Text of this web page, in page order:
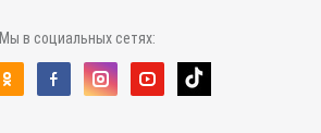
Мы в социальных сетях: